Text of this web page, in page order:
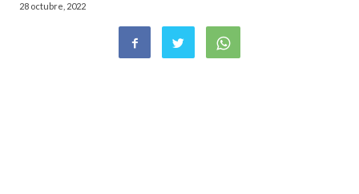
28 octubre, 2022